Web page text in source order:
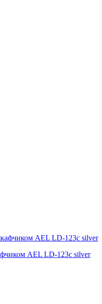
AEL LD-123c silver